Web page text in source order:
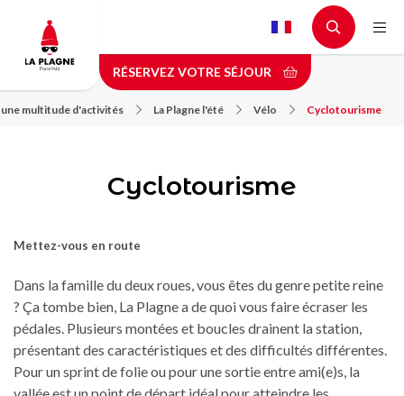
contenu
principal
RÉSERVEZ VOTRE SÉJOUR
une multitude d'activités La Plagne l'été Vélo Cyclotourisme
Cyclotourisme
Mettez-vous en route
Dans la famille du deux roues, vous êtes du genre petite reine
? Ça tombe bien, La Plagne a de quoi vous faire écraser les
pédales. Plusieurs montées et boucles drainent la station,
présentant des caractéristiques et des difficultés différentes.
Pour un sprint de folie ou pour une sortie entre ami(e)s, la